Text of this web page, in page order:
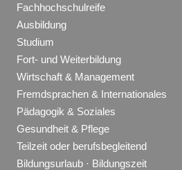
Fachhochschulreife
Ausbildung
Studium
Fort- und Weiterbildung
Wirtschaft & Management
Fremdsprachen & Internationales
Pädagogik & Soziales
Gesundheit & Pflege
Teilzeit oder berufsbegleitend
Bildungsurlaub · Bildungszeit